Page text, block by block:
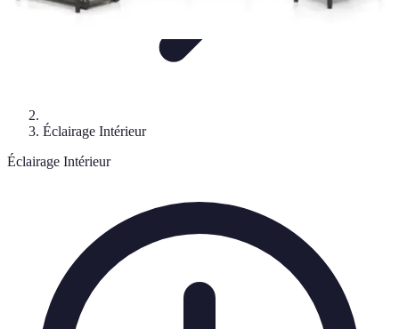
Éclairage Intérieur
Éclairage Intérieur